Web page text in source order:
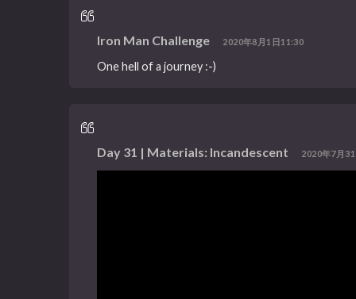
Iron Man Challenge 2020年8月1日11:30
One hell of a journey :-)
Day 31 | Materials: Incandescent 2020年7月